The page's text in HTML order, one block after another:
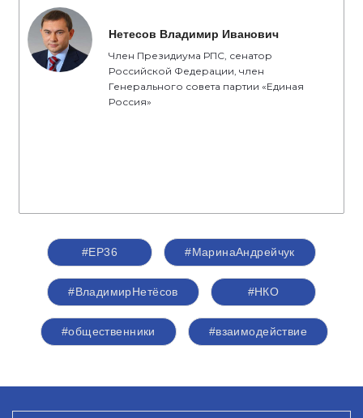
Нетесов Владимир Иванович
Член Президиума РПС, сенатор
Российской Федерации, член
Генерального совета партии «Единая
Россия»
#ЕР36 #МаринаАндрейчук
#ВладимирНетёсов #НКО
#общественники #взаимодействие